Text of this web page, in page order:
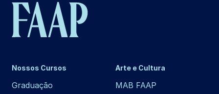
Nossos Cursos
Graduação
Arte e Cultura
MAB FAAP